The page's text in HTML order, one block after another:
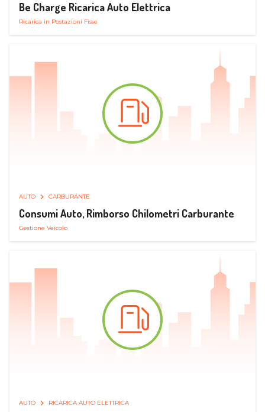
Be Charge Ricarica Auto Elettrica
Ricarica in Postazioni Fisse
AUTO CARBURANTE
Consumi Auto, Rimborso Chilometri Carburante
Gestione Veicolo
AUTO RICARICA AUTO ELETTRICA